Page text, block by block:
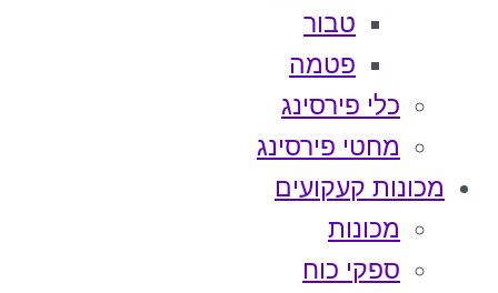
טבור
פטמה
כלי פירסינג
מחטי פירסינג
מכונות קעקועים
מכונות
ספקי כוח